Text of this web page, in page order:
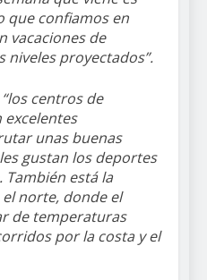
que confiamos en
vacaciones de
proyectados”.
“los centros de
unas buenas
gustan los deportes
También está la
norte, donde el
de temperaturas
por la costa y el